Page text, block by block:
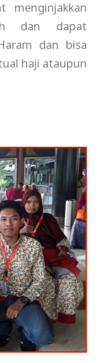
menginjakkan
dan dapat
dan bisa
haji ataupun